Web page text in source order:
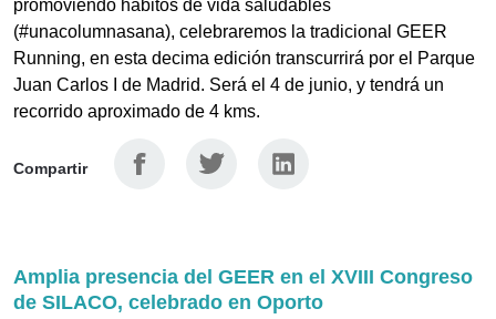
promoviendo hábitos de vida saludables
(#unacolumnasana), celebraremos la tradicional GEER
Running, en esta decima edición transcurrirá por el Parque
Juan Carlos I de Madrid. Será el 4 de junio, y tendrá un
recorrido aproximado de 4 kms.
Compartir
Facebook Twitter Linkedin
Amplia presencia del GEER en el XVIII Congreso
de SILACO, celebrado en Oporto